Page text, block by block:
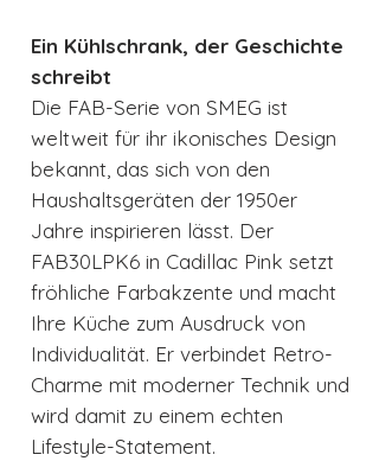
Ein Kühlschrank, der Geschichte
schreibt
Die FAB-Serie von SMEG ist
weltweit für ihr ikonisches Design
bekannt, das sich von den
Haushaltsgeräten der 1950er
Jahre inspirieren lässt. Der
FAB30LPK6 in Cadillac Pink setzt
fröhliche Farbakzente und macht
Ihre Küche zum Ausdruck von
Individualität. Er verbindet Retro-
Charme mit moderner Technik und
wird damit zu einem echten
Lifestyle-Statement.